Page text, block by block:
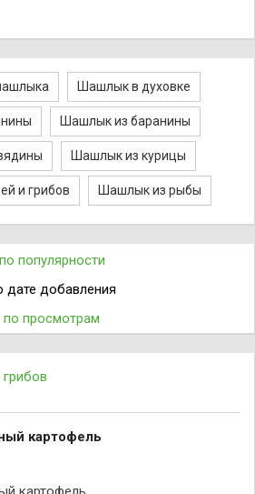
Шашлык в духовке
Шашлык из баранины
Шашлык из курицы
и грибов Шашлык из рыбы
по популярности
дате добавления
по просмотрам
картофель